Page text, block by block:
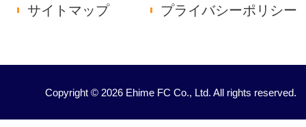
サイトマップ
プライバシーポリシー
Copyright © 2026 Ehime FC Co., Ltd. All rights reserved.